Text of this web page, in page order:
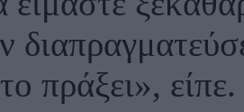
πράξει», είπε.